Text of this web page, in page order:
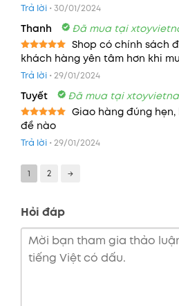
Được xếp
sao
Trả lời •30/01/2024
Thanh Đã mua tại
Được xếp
sao
Shop có chính sách
khách hàng yên tâm hơn khi
Trả lời •29/01/2024
Tuyết Đã mua tại
Được xếp
sao
Giao hàng đúng
đề nào
Trả lời •29/01/2024
1 2 →
Hỏi đáp